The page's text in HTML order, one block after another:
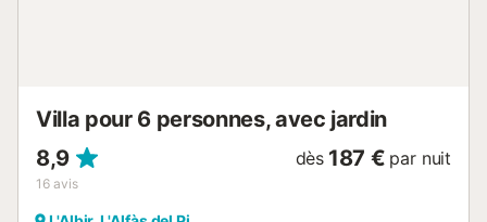
Villa pour 6 personnes, avec jardin
8,9
16 avis
dès 187 € par nuit